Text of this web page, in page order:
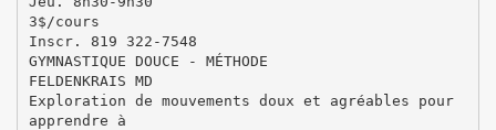
3$/cours
Inscr. 819 322-7548
GYMNASTIQUE DOUCE - MÉTHODE
FELDENKRAIS MD
Exploration de mouvements doux et agréables pour
apprendre à